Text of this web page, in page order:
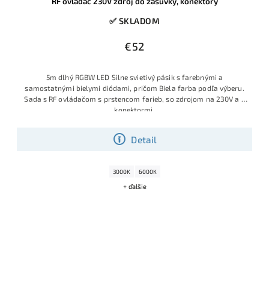
✅ SKLADOM
€52
Detail
5m dlhý RGBW LED Silne svietivý pásik s farebnými a
samostatnými bielymi diódami, pričom Biela farba podľa výberu.
Sada s RF ovládačom s prstencom farieb, so zdrojom na 230V a s
konektormi.
3000K 6000K
+ ďalšie